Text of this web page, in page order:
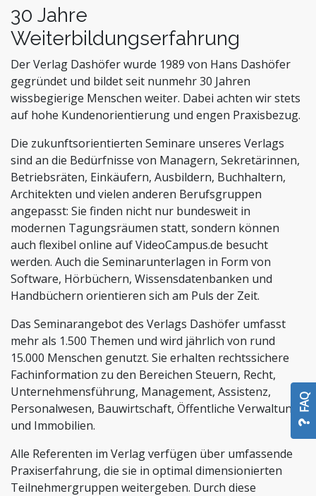
30 Jahre
Weiterbildungserfahrung
Der Verlag Dashöfer wurde 1989 von Hans Dashöfer
gegründet und bildet seit nunmehr 30 Jahren
wissbegierige Menschen weiter. Dabei achten wir stets
auf hohe Kundenorientierung und engen Praxisbezug.
Die zukunftsorientierten Seminare unseres Verlags
sind an die Bedürfnisse von Managern, Sekretärinnen,
Betriebsräten, Einkäufern, Ausbildern, Buchhaltern,
Architekten und vielen anderen Berufsgruppen
angepasst: Sie finden nicht nur bundesweit in
modernen Tagungsräumen statt, sondern können
auch flexibel online auf VideoCampus.de besucht
werden. Auch die Seminarunterlagen in Form von
Software, Hörbüchern, Wissensdatenbanken und
Handbüchern orientieren sich am Puls der Zeit.
Das Seminarangebot des Verlags Dashöfer umfasst
mehr als 1.500 Themen und wird jährlich von rund
15.000 Menschen genutzt. Sie erhalten rechtssichere
Fachinformation zu den Bereichen Steuern, Recht,
Unternehmensführung, Management, Assistenz,
Personalwesen, Bauwirtschaft, Öffentliche Verwaltung
und Immobilien.
Alle Referenten im Verlag verfügen über umfassende
Praxiserfahrung, die sie in optimal dimensionierten
Teilnehmergruppen weitergeben. Durch diese
FAQ